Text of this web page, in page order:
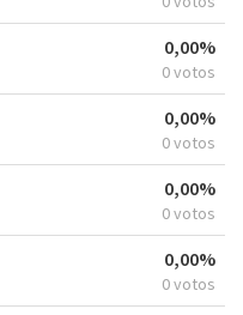
0,00%
0 votos
0,00%
0 votos
0,00%
0 votos
0,00%
0 votos